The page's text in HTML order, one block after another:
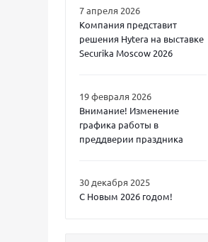
7 апреля 2026
Компания представит
решения Hytera на выставке
Securika Moscow 2026
19 февраля 2026
Внимание! Изменение
графика работы в
преддверии праздника
30 декабря 2025
С Новым 2026 годом!